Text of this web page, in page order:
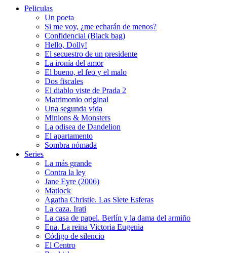
Peliculas
Un poeta
Si me voy, ¿me echarán de menos?
Confidencial (Black bag)
Hello, Dolly!
El secuestro de un presidente
La ironía del amor
El bueno, el feo y el malo
Dos fiscales
El diablo viste de Prada 2
Matrimonio original
Una segunda vida
Minions & Monsters
La odisea de Dandelion
El apartamento
Sombra nómada
Series
La más grande
Contra la ley
Jane Eyre (2006)
Matlock
Agatha Christie. Las Siete Esferas
La caza. Irati
La casa de papel. Berlín y la dama del armiño
Ena. La reina Victoria Eugenia
Código de silencio
El Centro